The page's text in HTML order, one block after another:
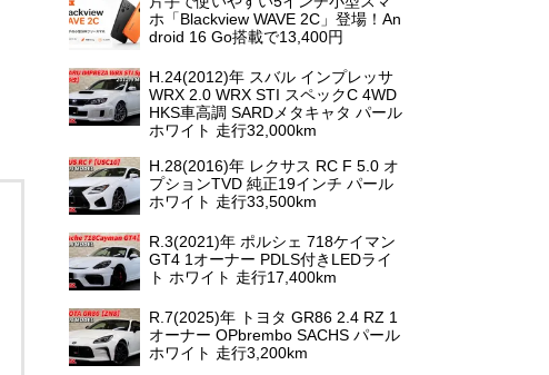
ホ「Blackview WAVE 2C」登場！An
droid 16 Go搭載で13,400円
H.24(2012)年 スバル インプレッサ
WRX 2.0 WRX STI スペックC 4WD
HKS車高調 SARDメタキャタ パール
ホワイト 走行32,000km
H.28(2016)年 レクサス RC F 5.0 オ
プションTVD 純正19インチ パール
ホワイト 走行33,500km
R.3(2021)年 ポルシェ 718ケイマン
GT4 1オーナー PDLS付きLEDライ
ト ホワイト 走行17,400km
R.7(2025)年 トヨタ GR86 2.4 RZ 1
オーナー OPbrembo SACHS パール
ホワイト 走行3,200km